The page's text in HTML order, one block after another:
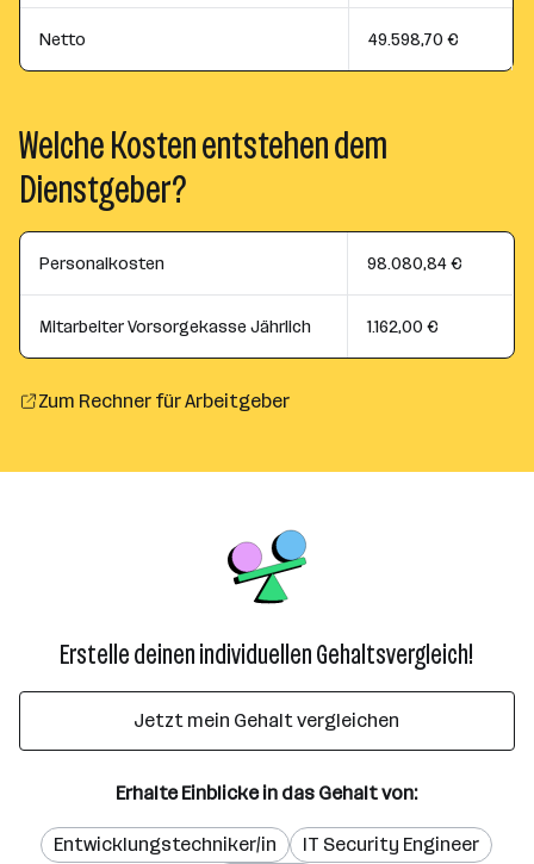
Netto 49.598,70 €
Welche Kosten entstehen dem
Dienstgeber?
Personalkosten 98.080,84 €
Mitarbeiter Vorsorgekasse Jährlich 1.162,00 €
Zum Rechner für Arbeitgeber
Erstelle deinen individuellen Gehaltsvergleich!
Jetzt mein Gehalt vergleichen
Erhalte Einblicke in das Gehalt von:
Entwicklungstechniker/in
IT Security Engineer